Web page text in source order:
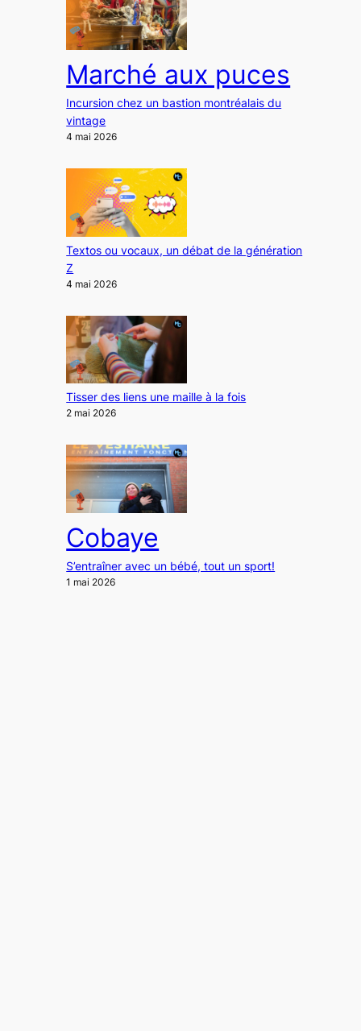
Marché aux puces
Incursion chez un bastion montréalais du
vintage
4 mai 2026
Textos ou vocaux, un débat de la génération
Z
4 mai 2026
Tisser des liens une maille à la fois
2 mai 2026
Cobaye
S’entraîner avec un bébé, tout un sport!
1 mai 2026